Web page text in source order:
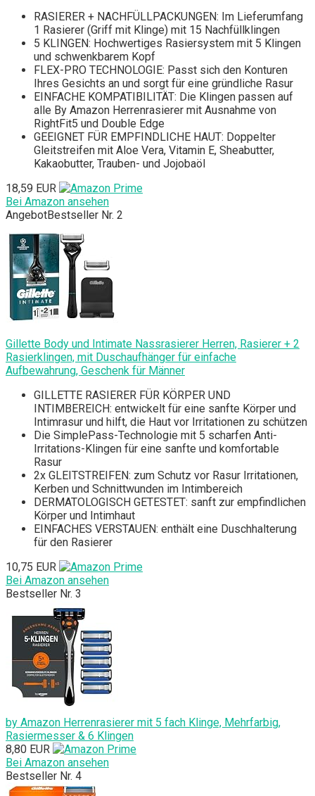
RASIERER + NACHFÜLLPACKUNGEN: Im Lieferumfang
1 Rasierer (Griff mit Klinge) mit 15 Nachfüllklingen
5 KLINGEN: Hochwertiges Rasiersystem mit 5 Klingen
und schwenkbarem Kopf
FLEX-PRO TECHNOLOGIE: Passt sich den Konturen
Ihres Gesichts an und sorgt für eine gründliche Rasur
EINFACHE KOMPATIBILITÄT: Die Klingen passen auf
alle By Amazon Herrenrasierer mit Ausnahme von
RightFit5 und Double Edge
GEEIGNET FÜR EMPFINDLICHE HAUT: Doppelter
Gleitstreifen mit Aloe Vera, Vitamin E, Sheabutter,
Kakaobutter, Trauben- und Jojobaöl
18,59 EUR
Bei Amazon ansehen
AngebotBestseller Nr. 2
Gillette Body und Intimate Nassrasierer Herren, Rasierer + 2
Rasierklingen, mit Duschaufhänger für einfache
Aufbewahrung, Geschenk für Männer
GILLETTE RASIERER FÜR KÖRPER UND
INTIMBEREICH: entwickelt für eine sanfte Körper und
Intimrasur und hilft, die Haut vor Irritationen zu schützen
Die SimplePass-Technologie mit 5 scharfen Anti-
Irritations-Klingen für eine sanfte und komfortable
Rasur
2x GLEITSTREIFEN: zum Schutz vor Rasur Irritationen,
Kerben und Schnittwunden im Intimbereich
DERMATOLOGISCH GETESTET: sanft zur empfindlichen
Körper und Intimhaut
EINFACHES VERSTAUEN: enthält eine Duschhalterung
für den Rasierer
10,75 EUR
Bei Amazon ansehen
Bestseller Nr. 3
by Amazon Herrenrasierer mit 5 fach Klinge, Mehrfarbig,
Rasiermesser & 6 Klingen
8,80 EUR
Bei Amazon ansehen
Bestseller Nr. 4